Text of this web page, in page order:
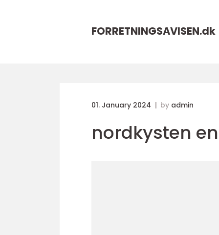
FORRETNINGSAVISEN.dk
01. January 2024 by admin
nordkysten